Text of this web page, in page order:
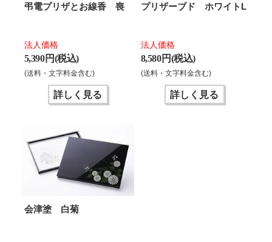
弔電プリザとお線香 喪
法人価格
5,390 円(税込)
(送料・文字料金含む)
詳しく見る
プリザーブド ホワイトL
法人価格
8,580 円(税込)
(送料・文字料金含む)
詳しく見る
会津塗 白菊